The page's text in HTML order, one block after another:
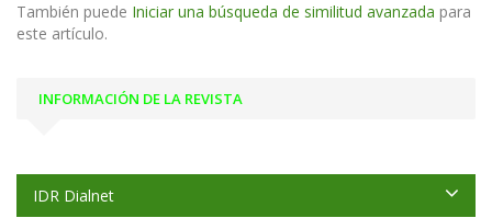
También puede Iniciar una búsqueda de similitud avanzada para
este artículo.
INFORMACIÓN DE LA REVISTA
IDR Dialnet